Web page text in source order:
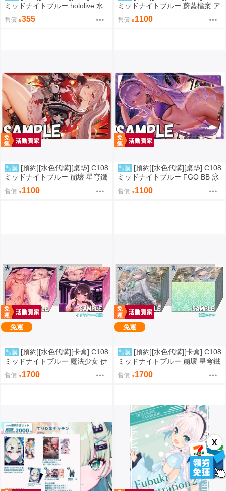
X
ミッドナイトブルー hololive 水
售價 355
ミッドナイトブルー 蔚藍檔案 ア
ロナ＆プラナ
售價 1100
預購 [預約][水色代購][桌墊] C108
ミッドナイトブルー 崩壞 星穹鐵
道 火花
售價 1100
預購 [預約][水色代購][桌墊] C108
ミッドナイトブルー FGO BB 泳
售價 1100
免運
預購 [預約][水色代購][卡盒] C108
ミッドナイトブルー 魔法少女 伊
莉雅&美遊&克洛伊
售價 1700
免運
預購 [預約][水色代購][卡盒] C108
ミッドナイトブルー 崩壞 星穹鐵
道 流螢
售價 1700